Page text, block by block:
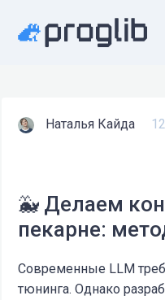
Наталья Кайда
🐳 Делаем
пекарне:
Современные LLM
тюнинга. Однако